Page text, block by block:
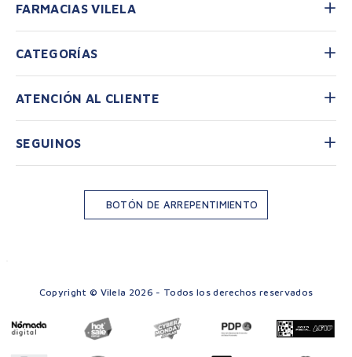
FARMACIAS VILELA
CATEGORÍAS
ATENCIÓN AL CLIENTE
SEGUINOS
BOTÓN DE ARREPENTIMIENTO
Copyright © Vilela 2026 - Todos los derechos reservados